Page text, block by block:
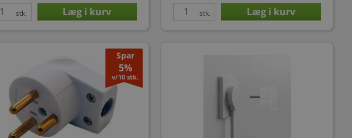
stk. stk.
Spar
5%
v/10 stk.